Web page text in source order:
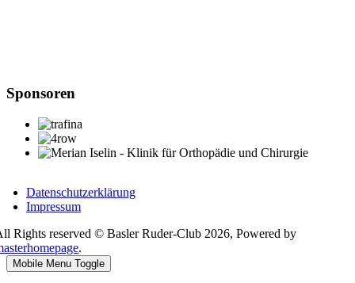
Sponsoren
Datenschutzerklärung
Impressum
Rights reserved © Basler Ruder-Club 2026, Powered by
.
Mobile Menu Toggle